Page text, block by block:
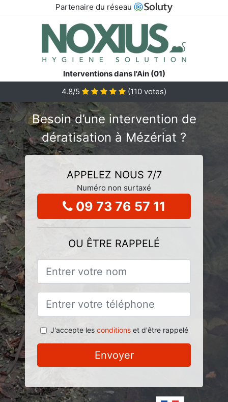
Partenaire du réseau
Interventions dans l'Ain (01)
4.8/5
(110 votes)
Besoin d’une intervention de
dératisation à Mézériat ?
APPELEZ NOUS 7/7
Numéro non surtaxé
09 73 76 57 11
OU ÊTRE RAPPELÉ
J'accepte les conditionset d'être rappelé
Envoyer